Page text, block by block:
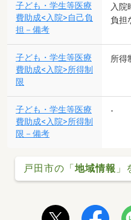
子ども・学生等医療
費助成<入院>自己負
担－備考
入院
負担
子ども・学生等医療
費助成<入院>所得制
限
所得
子ども・学生等医療
費助成<入院>所得制
限－備考
-
戸田市の「地域情報 」